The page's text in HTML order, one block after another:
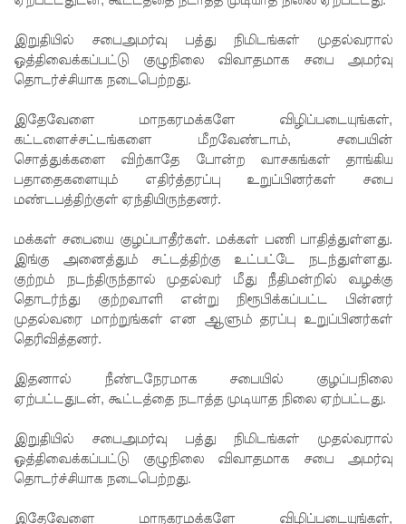
எண்ணிக்
கை 64
குவைத் -
கொழும்பு
ஸ்ரீலங்கன்
சேவைக
ள் இன்று
முதல்
மீண்டும்
ஆரம்பம்!
இடம்பெற
வுள்ள
இறுதியில் சபைஅமர்வு பத்து நிமிடங்கள் முதல்வரால்
ஒத்திவைக்கப்பட்டு குழுநிலை விவாதமாக சபை அமர்வு
தொடர்ச்சியாக நடைபெற்றது.
இதேவேளை மாநகரமக்களே விழிப்படையுங்கள்,
கட்டளைச்சட்டங்களை மீறவேண்டாம், சபையின்
சொத்துக்களை விற்காதே போன்ற வாசகங்கள் தாங்கிய
பதாதைகளையும் எதிர்த்தரப்பு உறுப்பினர்கள் சபை
மண்டபத்திற்குள் ஏந்தியிருந்தனர்.
மக்கள் சபையை குழப்பாதீர்கள். மக்கள் பணி பாதித்துள்ளது.
இங்கு அனைத்தும் சட்டத்திற்கு உட்பட்டே நடந்துள்ளது.
குற்றம் நடந்திருந்தால் முதல்வர் மீது நீதிமன்றில் வழக்கு
தொடர்ந்து குற்றவாளி என்று நிரூபிக்கப்பட்ட பின்னர்
முதல்வரை மாற்றுங்கள் என ஆளும் தரப்பு உறுப்பினர்கள்
தெரிவித்தனர்.
இதனால் நீண்டநேரமாக சபையில் குழப்பநிலை
ஏற்பட்டதுடன், கூட்டத்தை நடாத்த முடியாத நிலை ஏற்பட்டது.
இறுதியில் சபைஅமர்வு பத்து நிமிடங்கள் முதல்வரால்
ஒத்திவைக்கப்பட்டு குழுநிலை விவாதமாக சபை அமர்வு
தொடர்ச்சியாக நடைபெற்றது.
இதேவேளை மாநகரமக்களே விழிப்படையுங்கள்,